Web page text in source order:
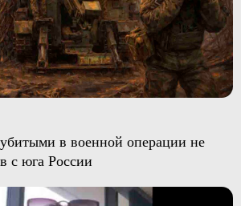
в военной операции не
с юга России